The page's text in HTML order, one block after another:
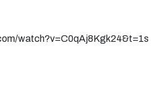
watch?v=C0qAj8Kgk24&t=1s